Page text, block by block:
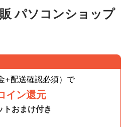
パソコンショップ
配送確認必須） で
イン還元
トおまけ付き